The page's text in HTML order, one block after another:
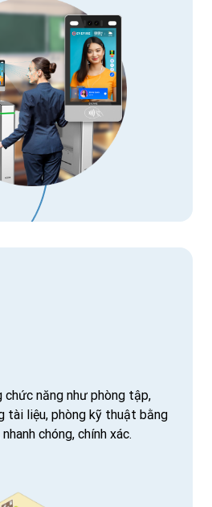
chức năng như phòng tập,
tài liệu, phòng kỹ thuật bằng
chóng, chính xác.